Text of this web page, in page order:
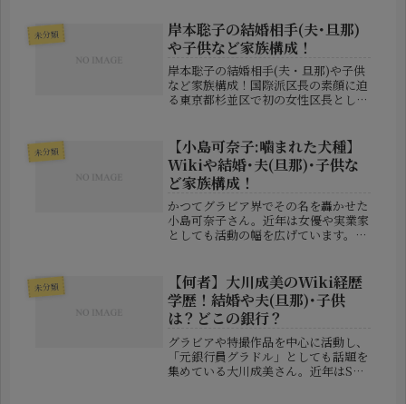
き、不安や憶測が一気に広まりまし
た。しかし、最新の現場コメントを整
理する...
未分類
岸本聡子の結婚相手(夫･旦那)
や子供など家族構成！
岸本聡子の結婚相手(夫・旦那)や子供
など家族構成！国際派区長の素顔に迫
る東京都杉並区で初の女性区長として
政治活動だけでなく、「どんな家庭を
築いてきた人物なのか」「結婚相手
は...
未分類
【小島可奈子:噛まれた犬種】
Wikiや結婚･夫(旦那)･子供な
ど家族構成！
かつてグラビア界でその名を轟かせた
小島可奈子さん。近年は女優や実業家
としても活動の幅を広げています。そ
話題となっています。それは、犬に顔
を噛まれてしまったというショッキン
グな...
未分類
【何者】大川成美のWiki経歴
学歴！結婚や夫(旦那)･子供
は？どこの銀行？
グラビアや特撮作品を中心に活動し、
「元銀行員グラドル」としても話題を
集めている大川成美さん。近年はSNS